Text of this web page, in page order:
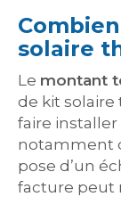
solaire
Le montant
de kit
faire installer
notamment
pose d’un
facture peut